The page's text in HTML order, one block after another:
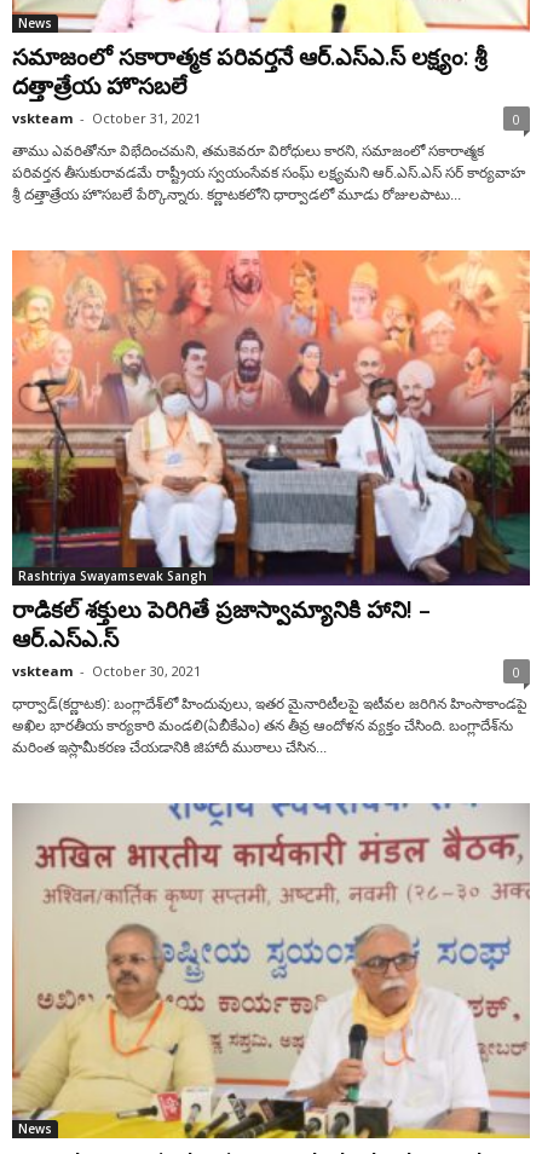
News
సమాజంలో సకారాత్మక పరివర్తనే ఆర్.ఎస్ఎ.స్ లక్ష్యం: శ్రీ
దత్తాత్రేయ హొసబలే
vskteam - October 31, 2021 0
తాము ఎవరితోనూ విభేదించమని, తమకెవరూ విరోధులు కారని, సమాజంలో సకారాత్మక
పరివర్తన తీసుకురావడమే రాష్ట్రీయ స్వయంసేవక సంఘ్ లక్ష్యమని ఆర్.ఎస్.ఎస్ సర్ కార్యవాహ
శ్రీ దత్తాత్రేయ హొసబలే పేర్కొన్నారు. కర్ణాటకలోని ధార్వాడలో మూడు రోజులపాటు...
Rashtriya Swayamsevak Sangh
రాడికల్‌ శక్తులు పెరిగితే ప్రజాస్వామ్యానికి హాని! –
ఆర్.ఎస్ఎ.స్
vskteam - October 30, 2021 0
ధార్వాడ్‌(కర్ణాటక): బంగ్లాదేశ్‌లో హిందువులు, ఇతర మైనారిటీలపై ఇటీవల జరిగిన హింసాకాండపై
అఖిల భారతీయ కార్యకారి మండలి(ఏబీకేఎం) తన తీవ్ర ఆందోళన వ్యక్తం చేసింది. బంగ్లాదేశ్‌ను
మరింత ఇస్లామీకరణ చేయడానికి జిహాదీ ముఠాలు చేసిన...
News